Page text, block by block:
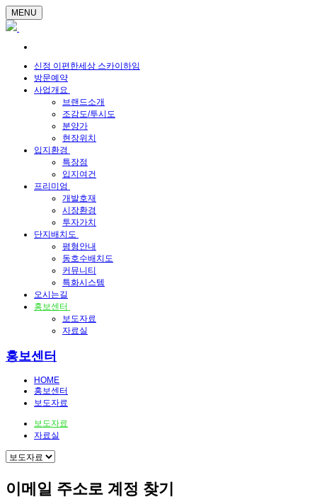
MENU
신정 이편한세상 스카이하임
방문예약
사업개요
브랜드소개
조감도/투시도
분양가
현장위치
입지환경
특장점
입지여건
프리미엄
개발호재
시장환경
투자가치
단지배치도
평형안내
동호수배치도
커뮤니티
특화시스템
오시는길
홍보센터
보도자료
자료실
홍보센터
HOME
홍보센터
보도자료
보도자료
자료실
이메일 주소로 계정 찾기